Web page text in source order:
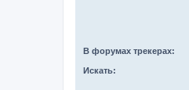
В форумах трекерах:
Искать: